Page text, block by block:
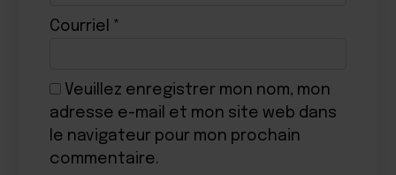
Courriel *
Veuillez enregistrer mon nom, mon
adresse e-mail et mon site web dans
le navigateur pour mon prochain
commentaire.